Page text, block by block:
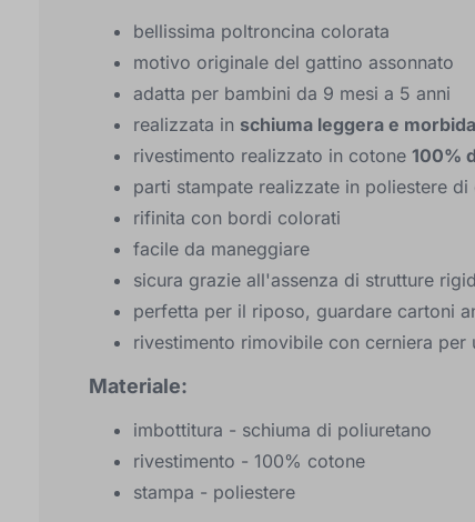
bellissima poltroncina colorata
motivo originale del gattino assonnato
adatta per bambini da 9 mesi a 5 anni
realizzata in schiuma leggera e morbida
rivestimento realizzato in cotone 100%
parti stampate realizzate in poliestere di
rifinita con bordi colorati
facile da maneggiare
sicura grazie all'assenza di strutture
perfetta per il riposo, guardare cartoni
rivestimento rimovibile con cerniera per
Materiale:
imbottitura - schiuma di poliuretano
rivestimento - 100% cotone
stampa - poliestere